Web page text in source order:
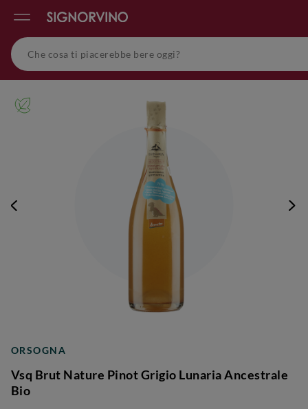
ORSOGNA
Vsq Brut Nature Pinot Grigio Lunaria Ancestrale
Bio